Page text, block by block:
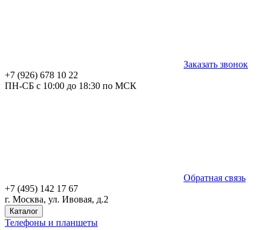
Заказать звонок
+7 (926) 678 10 22
ПН-СБ с 10:00 до 18:30 по МСК
Обратная связь
+7 (495) 142 17 67
г. Москва, ул. Ивовая, д.2
Каталог
Телефоны и планшеты